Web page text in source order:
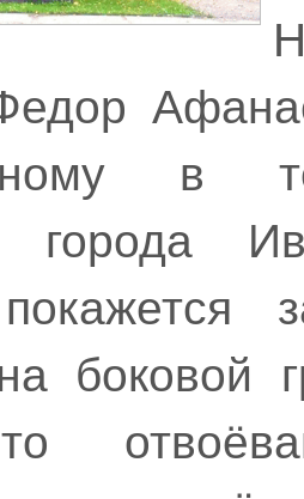
в
города
боковой